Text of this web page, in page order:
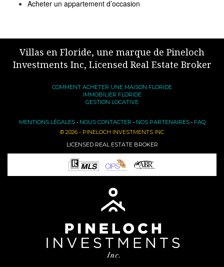
Acheter un appartement d’occasion
Villas en Floride, une marque de Pineloch
Investments Inc, Licensed Real Estate Broker
COMMENT ACHETER UNE MAISON FLORIDE
IMMOBILIER FLORIDE
GESTION LOCATIVE
MENTIONS LÉGALES• NOUS CONTACTER • NOS PARTENAIRES• FAQ
© 2026 - PINELOCH INVESTMENTS INC
LICENSED REAL ESTATE BROKER